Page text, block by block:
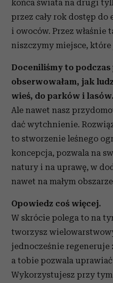
końca świata na drugi
przez cały rok dostęp
i owoców. Przez właśnie
niszczymy miejsce, które
Doceniliśmy to podczas
obserwowałam, jak
wieś, do parków i lasów.
Ale nawet nasz
dać wytchnienie.
to stworzenie leśnego
koncepcja, pozwala na
natury i na uprawę, w
nawet na małym
Opowiedz coś więcej.
W skrócie polega to na
tworzysz
jednocześnie regeneruje
a tobie pozwala
Wykorzystujesz przy